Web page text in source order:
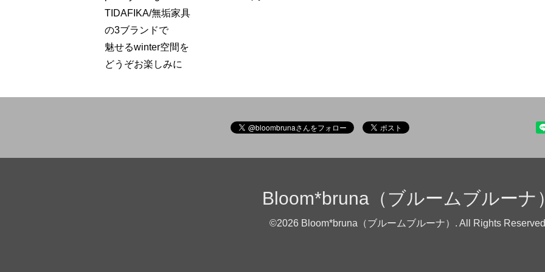
TIDAFIKA/無垢家具
の3ブランドで
魅せるwinter空間を
どうぞお楽しみに
Bloom*bruna（ブルームブルーナ
©2026 Bloom*bruna（ブルームブルーナ） . All Rights